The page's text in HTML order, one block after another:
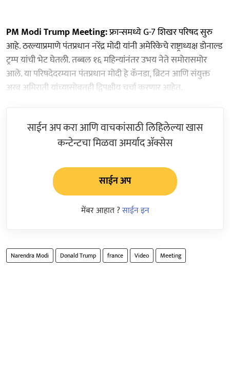
PM Modi Trump Meeting:फ्रान्समध्ये G-7 शिखर परिषद सुरु
आहे. ठरल्याप्रमाणे पंतप्रधान नरेंद्र मोदी यांनी अमेरिकेचे राष्ट्राध्यक्ष डोनाल्ड
ट्रम्प यांची भेट घेतली. तब्बल १६ महिन्यांनंतर उभय नेते समोरासमोर
आले. या परिषदेदरम्यान पंतप्रधान मोदी हे कॅनडा, ब्रिटन आणि संयुक्त
अरब अमिराती यांच्यासोबतही द्विपक्षीय चर्चा करणार आहेत.
साईन अप करा आणि वाचकांसाठी लिहिलेल्या खास
कन्टेन्टचा मिळवा अमर्याद ॲक्सेस
साईन अप
मेंबर आहात ?साईन इन
Narendra Modi Donald Trump france Video Meeting